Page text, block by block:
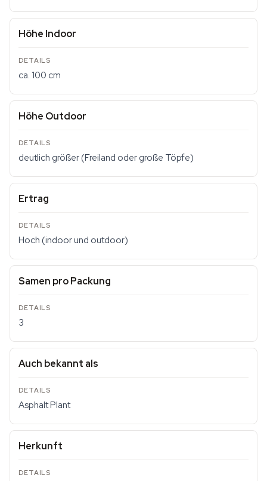
Höhe Indoor
ca. 100 cm
Höhe Outdoor
deutlich größer (Freiland oder große Töpfe)
Ertrag
Hoch (indoor und outdoor)
Samen pro Packung
3
Auch bekannt als
Asphalt Plant
Herkunft